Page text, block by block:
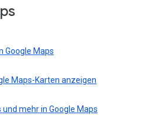
Google Maps
Maps-Karten anzeigen
mehr in Google Maps